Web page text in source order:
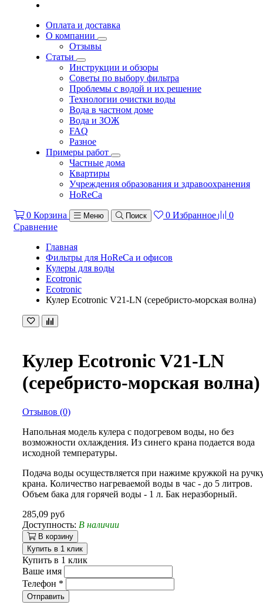
Оплата и доставка
О компании
Отзывы
Статьи
Инструкции и обзоры
Советы по выбору фильтра
Проблемы с водой и их решение
Технологии очистки воды
Вода в частном доме
Вода и ЗОЖ
FAQ
Разное
Примеры работ
Частные дома
Квартиры
Учреждения образования и здравоохранения
HoReCa
0 Корзина Меню Поиск 0 Избранное
0
Сравнение
Главная
Фильтры для HoReCa и офисов
Кулеры для воды
Ecotronic
Ecotronic
Кулер Ecotronic V21-LN (серебристо-морская волна)
Кулер Ecotronic V21-LN
(серебристо-морская волна)
Отзывов (0)
Напольная модель кулера с подогревом воды, но без
возможности охлаждения. Из синего крана подается вода
исходной температуры.
Подача воды осуществляется при нажиме кружкой на
крана. Количество нагреваемой воды в час - до 5 литров.
Объем бака для горячей воды - 1 л. Бак неразборный.
285,09 руб
Доступность: В наличии
В корзину
Купить в 1 клик
Купить в 1 клик
Ваше имя
Телефон *
Отправить